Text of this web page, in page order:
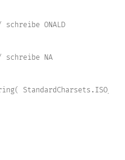
ONALD
NA